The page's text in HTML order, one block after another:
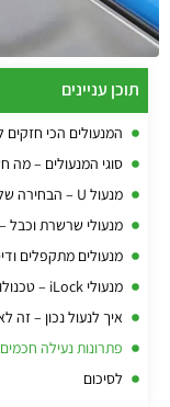
תוכן עניינים
המנעולים הכי
סוגי המנעולים – מה
מנעול U – הבחירה של רוב הרוכבים
מנעולי שרשרת וכבל –
מנעולים מתקפלים
מנעולי iLock – טכנולוגיות חדשות
איך לנעול נכון – זה
פתרונות נעילה
לסיכום